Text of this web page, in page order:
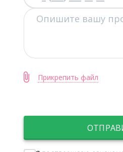
Прикрепить файл